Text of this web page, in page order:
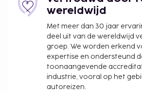
honger bij Esperides, een van de 3
dit resort. Ontspan met een
een poolbar of één van de 2 bars/
volgende voorzieningen zijn elk
het seizoen. Ze zijn gesloten van
Het waterpark
wereldwijd
Met meer dan 30 jaar
deel uit van de wereldwijd
groep. We worden erkend
expertise en ondersteund
toonaangevende
industrie, vooral op het
autoreizen.